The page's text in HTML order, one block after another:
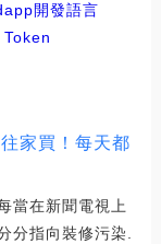
開發語言
家買！每天都
當在新聞電視上
分指向裝修污染.